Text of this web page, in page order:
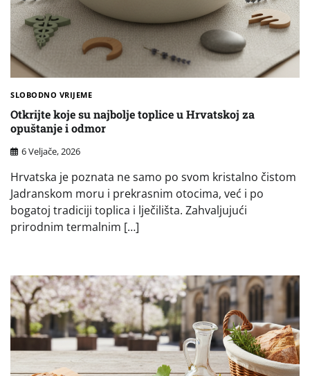
SLOBODNO VRIJEME
Otkrijte koje su najbolje toplice u Hrvatskoj za
opuštanje i odmor
6 Veljače, 2026
Hrvatska je poznata ne samo po svom kristalno čistom
Jadranskom moru i prekrasnim otocima, već i po
bogatoj tradiciji toplica i lječilišta. Zahvaljujući
prirodnim termalnim […]